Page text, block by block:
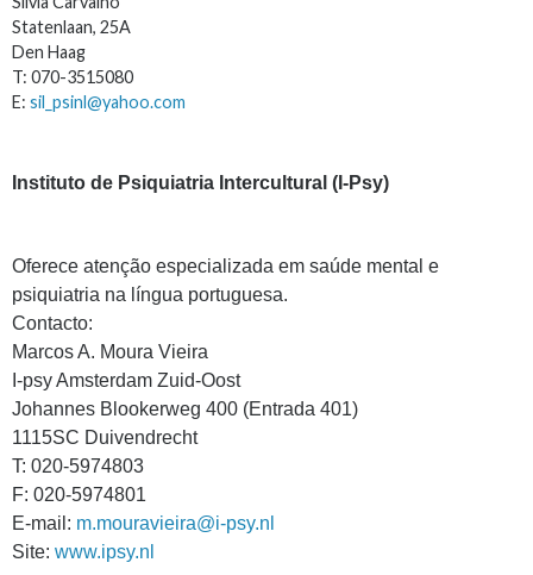
Statenlaan, 25A
Den Haag
T: 070-3515080
E: sil_psinl@yahoo.com
Instituto de Psiquiatria Intercultural (I-Psy)
Oferece atenção especializada em saúde mental e
psiquiatria na língua portuguesa.
Contacto:
Marcos A. Moura Vieira
I-psy Amsterdam Zuid-Oost
Johannes Blookerweg 400 (Entrada 401)
1115SC Duivendrecht
T: 020-5974803
F: 020-5974801
E-mail: m.mouravieira@i-psy.nl
Site: www.ipsy.nl